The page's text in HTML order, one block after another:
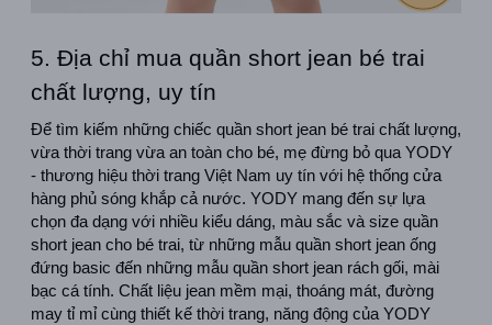
5. Địa chỉ mua quần short jean bé trai
chất lượng, uy tín
Để tìm kiếm những chiếc quần short jean bé trai chất lượng,
vừa thời trang vừa an toàn cho bé, mẹ đừng bỏ qua YODY
- thương hiệu thời trang Việt Nam uy tín với hệ thống cửa
hàng phủ sóng khắp cả nước. YODY mang đến sự lựa
chọn đa dạng với nhiều kiểu dáng, màu sắc và size quần
short jean cho bé trai, từ những mẫu quần short jean ống
đứng basic đến những mẫu quần short jean rách gối, mài
bạc cá tính. Chất liệu jean mềm mại, thoáng mát, đường
may tỉ mỉ cùng thiết kế thời trang, năng động của YODY